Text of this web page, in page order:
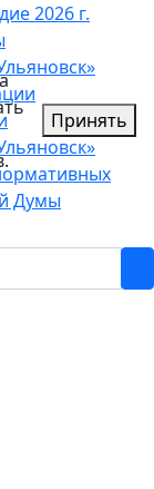
2026 г.
Думы
Принять